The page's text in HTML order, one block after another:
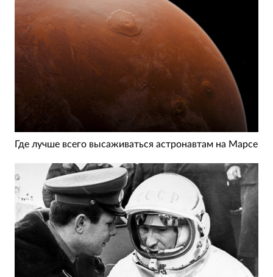
Где лучше всего высаживаться астронавтам на Марсе